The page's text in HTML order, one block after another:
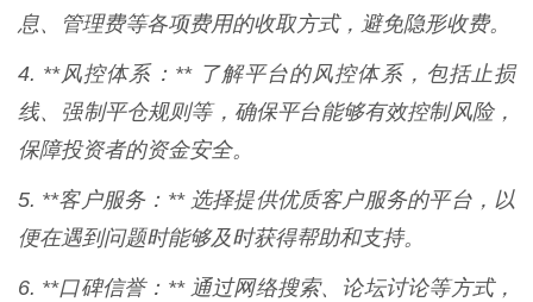
息、管理费等各项费用的收取方式，避免隐形收费。
4. **风控体系：** 了解平台的风控体系，包括止损
线、强制平仓规则等，确保平台能够有效控制风险，
保障投资者的资金安全。
5. **客户服务：** 选择提供优质客户服务的平台，以
便在遇到问题时能够及时获得帮助和支持。
6. **口碑信誉：** 通过网络搜索、论坛讨论等方式，